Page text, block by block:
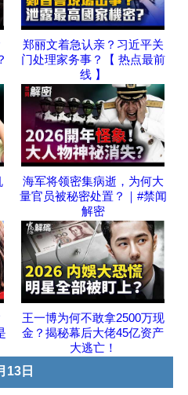
郑丽文着急认亲？习近平关
门处理家务事？【 热点最前
线 】
海军将领密集病逝，为何大
量官员被秘密处置？｜#禁闻
解密
王一博为何不敢拿2500万现
金？揭秘幕后大佬45亿资产
大逃亡！
13日